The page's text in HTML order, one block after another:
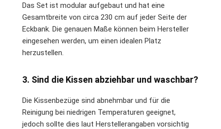
Das Set ist modular aufgebaut und hat eine
Gesamtbreite von circa 230 cm auf jeder Seite der
Eckbank. Die genauen Maße können beim Hersteller
eingesehen werden, um einen idealen Platz
herzustellen.
3. Sind die Kissen abziehbar und waschbar?
Die Kissenbezüge sind abnehmbar und für die
Reinigung bei niedrigen Temperaturen geeignet,
jedoch sollte dies laut Herstellerangaben vorsichtig